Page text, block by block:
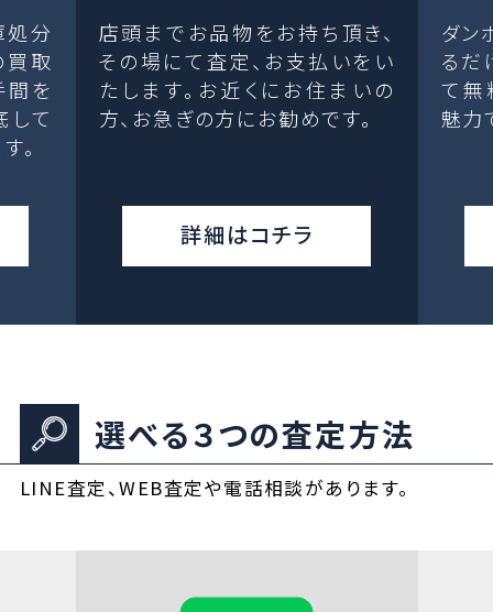
処分
取
間を
して
。
店頭までお品物をお持ち頂き、
その場にて査定、お支払いをい
たします。お近くにお住まいの
方、お急ぎの方にお勧めです。
詳細はコチラ
ダン
るだ
て無
魅力
選べる３つの査定方法
LINE査定、WEB査定や電話相談があります。